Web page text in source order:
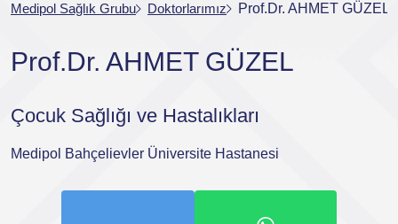
Medipol Sağlık Grubu Doktorlarımız Prof.Dr. AHMET GÜZEL
Prof.Dr. AHMET GÜZEL
Çocuk Sağlığı ve Hastalıkları
Medipol Bahçelievler Üniversite Hastanesi